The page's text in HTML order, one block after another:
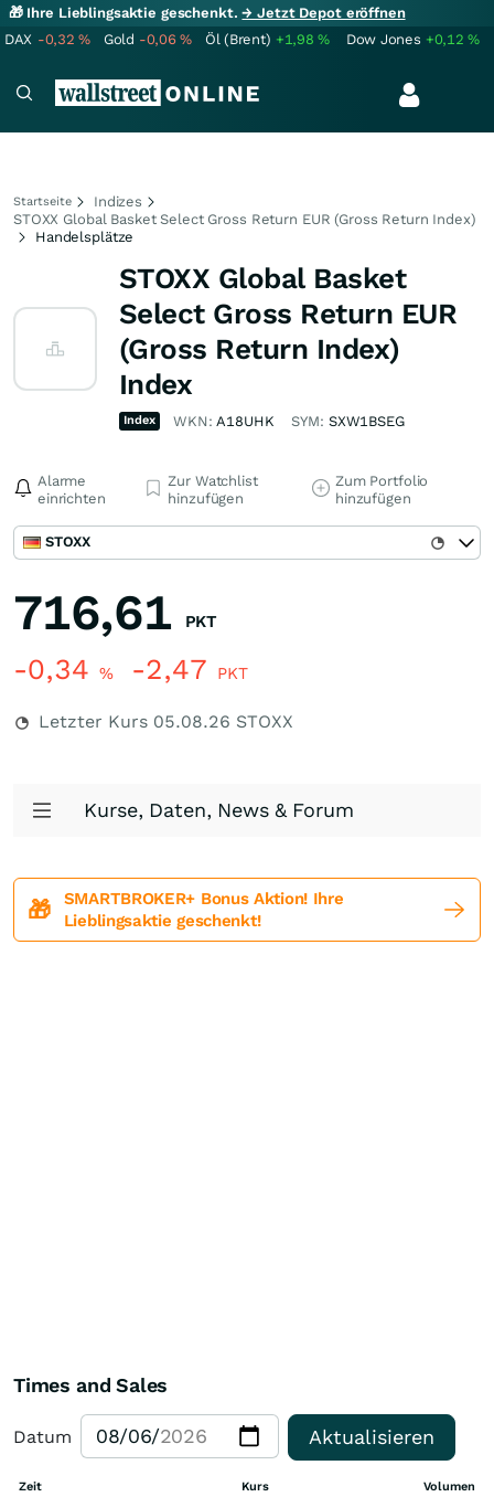
🎁 Ihre Lieblingsaktie geschenkt.→ Jetzt Depot eröffnen
DAX -0,32% Gold -0,06% Öl (Brent) +1,98% Dow Jones +0,12%
Startseite
Indizes
STOXX Global Basket Select Gross Return EUR (Gross Return Index)
Handelsplätze
STOXX Global Basket
Select Gross Return EUR
(Gross Return Index)
Index
Index WKN:A18UHK SYM: SXW1BSEG
Alarme
einrichten
Zur Watchlist
hinzufügen
Zum Portfolio
hinzufügen
STOXX
716,61 PKT
-0,34 % -2,47 PKT
Letzter Kurs 05.08.26 STOXX
Kurse, Daten, News & Forum
🎁
SMARTBROKER+ Bonus Aktion! Ihre
Lieblingsaktie geschenkt!
Times and Sales
Datum Aktualisieren
Zeit Kurs Volumen